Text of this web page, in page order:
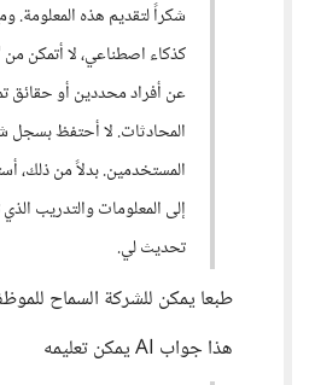
شكراً لتقديم هذه
كذكاء اصطناعي، لا أتمكن
عن أفراد محددين أو حقائق
المحادثات. لا أحتفظ
المستخدمين. بدلاً من ذلك،
إلى المعلومات والتدريب
تحديث لي.
طبعا يمكن للشركة السماح
هذا جواب AI يمكن تعليمه